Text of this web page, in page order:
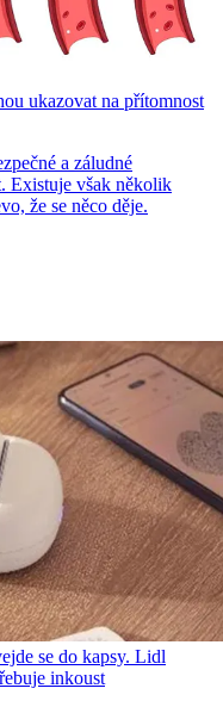
ukazovat na přítomnost
a záludné
Existuje však několik
že se něco děje.
se do kapsy. Lidl
inkoust